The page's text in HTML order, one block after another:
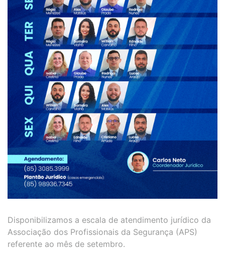
Disponibilizamos a escala de atendimento jurídico da
Associação dos Profissionais da Segurança (APS)
referente ao mês de setembro.